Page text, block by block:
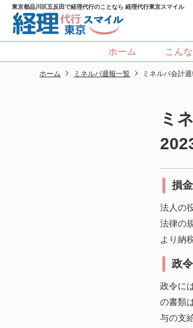
東京都品川区五反田で経理代行のことなら 経理代行東京スマイル
ホーム こん
ホーム ミネルバ週報一覧 ミネルバ会計
ミ
損
法人の
法律の
より納
政
政令に
の書類
与の支